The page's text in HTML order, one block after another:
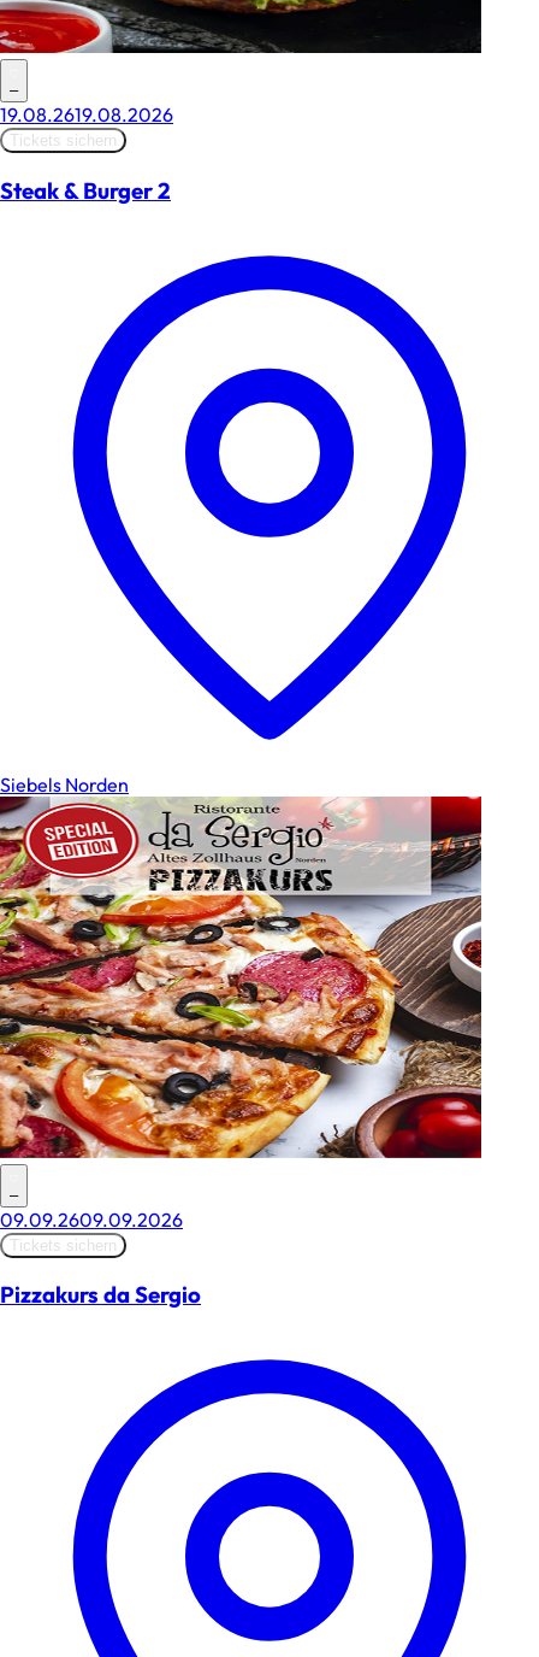
–
19.08.2619.08.2026
Tickets sichern
Steak & Burger 2
Siebels Norden
–
09.09.2609.09.2026
Tickets sichern
Pizzakurs da Sergio